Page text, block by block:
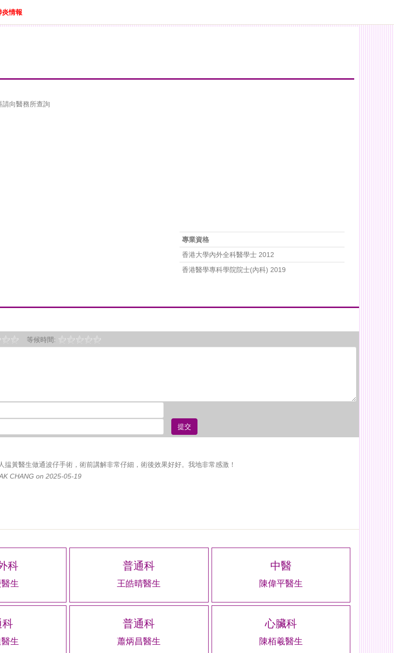
炎情報
向醫務所查詢
專業資格
香港大學內外全科醫學士 2012
香港醫學專科學院院士(內科) 2019
等候時間:
提交
揾黃醫生做通波仔手術，術前講解非常仔細，術後效果好好。我地非常感激！
CHANG on 2025-05-19
科
生
普通科
王皓晴醫生
中醫
陳偉平醫生
科
生
普通科
蕭炳昌醫生
心臟科
陳栢羲醫生